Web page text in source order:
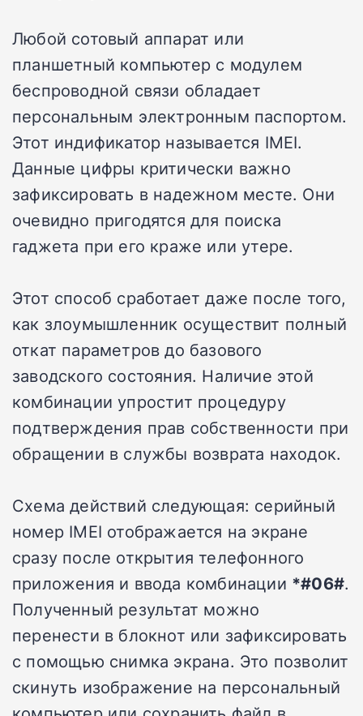
Любой сотовый аппарат или
планшетный компьютер с модулем
беспроводной связи обладает
персональным электронным паспортом.
Этот индификатор называется IMEI.
Данные цифры критически важно
зафиксировать в надежном месте. Они
очевидно пригодятся для поиска
гаджета при его краже или утере.
Этот способ сработает даже после того,
как злоумышленник осуществит полный
откат параметров до базового
заводского состояния. Наличие этой
комбинации упростит процедуру
подтверждения прав собственности при
обращении в службы возврата находок.
Схема действий следующая: серийный
номер IMEI отображается на экране
сразу после открытия телефонного
приложения и ввода комбинации *#06#.
Полученный результат можно
перенести в блокнот или зафиксировать
с помощью снимка экрана. Это позволит
скинуть изображение на персональный